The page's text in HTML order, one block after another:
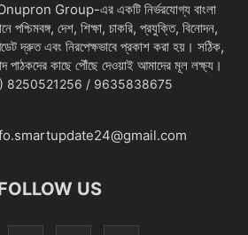
Group-এর একটি নির্ভরযোগ্য বাংলা
পশ্চিমবঙ্গ, দেশ, শিক্ষা, চাকরি, প্রযুক্তি, বিনোদন,
দ্রুত এবং নিরপেক্ষভাবে প্রকাশ করা হয়। সঠিক,
পাঠকদের কাছে পৌঁছে দেওয়াই আমাদের মূল লক্ষ্য।
8250521256 / 9635838675
US